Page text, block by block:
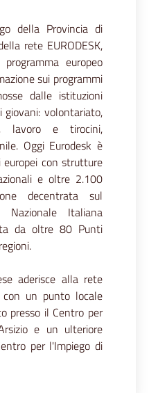
della Provincia di
rete EURODESK,
europeo
sui programmi
dalle istituzioni
giovani: volontariato,
lavoro e tirocini,
Oggi Eurodesk è
con strutture
e oltre 2.100
decentrata sul
Italiana
da oltre 80 Punti
aderisce alla rete
un punto locale
presso il Centro per
e un ulteriore
per l'Impiego di